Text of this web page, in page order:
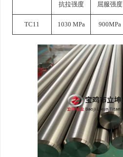
抗拉强度 屈服强度
TC11 1030 MPa 900MPa